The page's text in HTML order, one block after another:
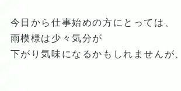
今日から仕事始めの方にとっては、
雨模様は少々気分が
下がり気味になるかもしれませんが、